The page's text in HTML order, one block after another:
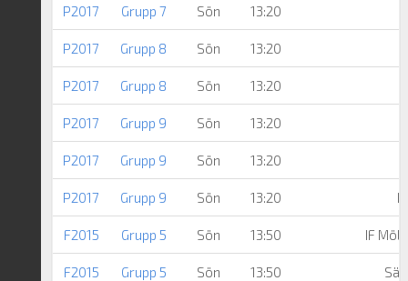
P2017 Grupp 7 Sön 13:20
P2017 Grupp 8 Sön 13:20
P2017 Grupp 8 Sön 13:20
P2017 Grupp 9 Sön 13:20
P2017 Grupp 9 Sön 13:20
P2017 Grupp 9 Sön 13:20
F2015 Grupp 5 Sön 13:50 IF
F2015 Grupp 5 Sön 13:50